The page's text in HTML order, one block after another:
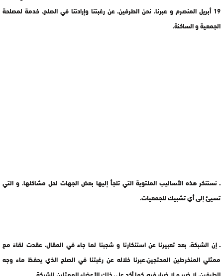
19 أبريل المنصرم و عبرنا، نحن الطرفين، عن رغبتنا وإرادتنا في الصلح، خدمة لمصلحة
الجمعية و الساكنة.
ـ نستنكر هذه الأساليب الملتوية التي تلجأ إليها بعض الجهات لحل مشاكلها، و التي
تسيئ إلى أي تشبيك للجمعيات.
ـ إن الشبكة، بعد تعبيرنا عن استنكارنا و شجبنا لما جاء في المقال، عقدت لقاءً مع
ممثلي المنخرطين المحتجين،عبرنا خلاله عن رغبتنا في الصلح الذي يحفظ ماء وجه